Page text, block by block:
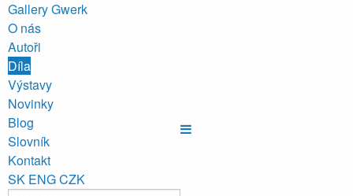
Gallery Gwerk
O nás
Autoři
Díla
Výstavy
Novinky
Blog
Slovník
Kontakt
SK ENGCZK